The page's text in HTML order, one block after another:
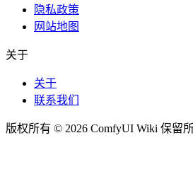
隐私政策
网站地图
关于
关于
联系我们
版权所有 © 2026 ComfyUI Wiki 保留